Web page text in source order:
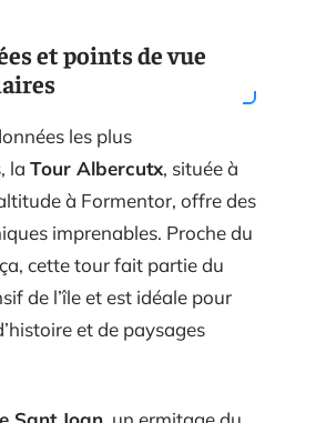
et points de vue
les plus
la Tour Albercutx, située à
à Formentor, offre des
imprenables. Proche du
cette tour fait partie du
de l’île et est idéale pour
et de paysages